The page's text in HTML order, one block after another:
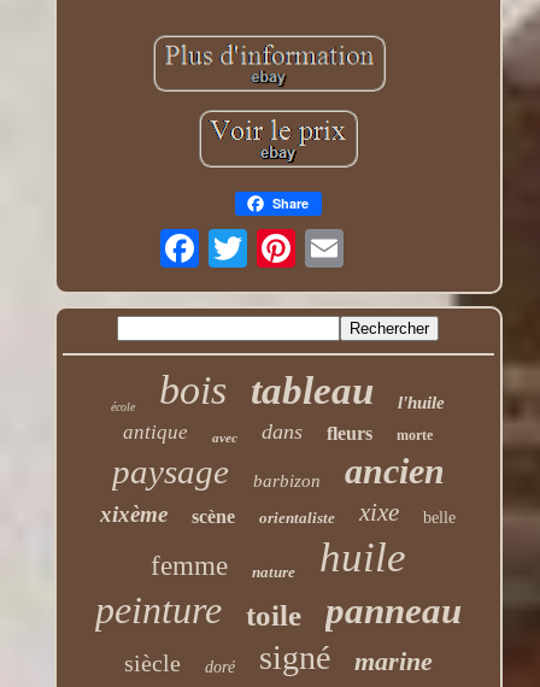
Share
école bois tableau l'huile
antique avec dans fleurs morte
paysage barbizon ancien
xixème scène orientaliste xixe belle
femme nature huile
peinture toile panneau
siècle doré signé marine